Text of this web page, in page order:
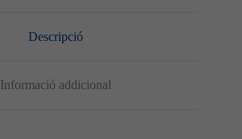
Descripció
Informació addicional